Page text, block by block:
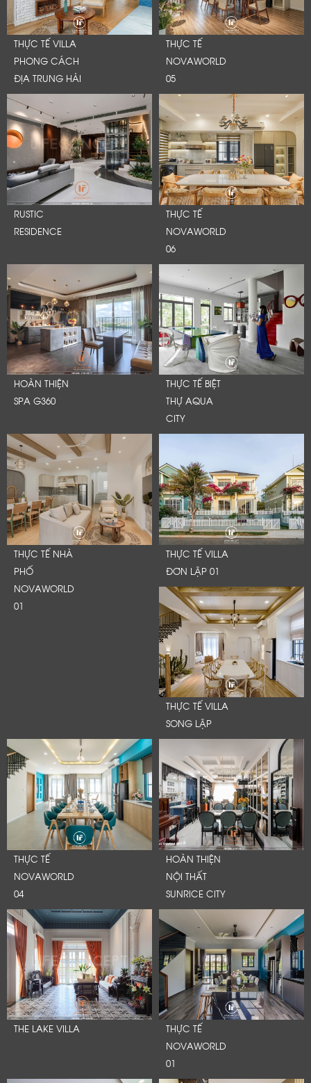
THỰC TẾ VILLA
PHONG CÁCH
ĐỊA TRUNG HẢI
THỰC TẾ
NOVAWORLD
05
RUSTIC
RESIDENCE
THỰC TẾ
NOVAWORLD
06
HOÀN THIỆN
SPA G360
THỰC TẾ BIỆT
THỰ AQUA
CITY
THỰC TẾ NHÀ
PHỐ
NOVAWORLD
01
THỰC TẾ VILLA
ĐƠN LẬP 01
THỰC TẾ VILLA
SONG LẬP
THỰC TẾ
NOVAWORLD
04
HOÀN THIỆN
NỘI THẤT
SUNRICE CITY
THE LAKE VILLA
THỰC TẾ
NOVAWORLD
01